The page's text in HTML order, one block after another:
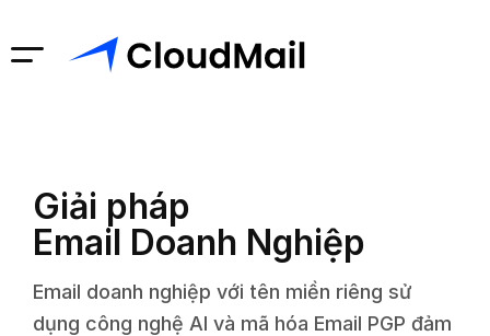
Giải pháp
Email Doanh Nghiệp
Email doanh nghiệp với tên miền riêng sử
dụng công nghệ AI và mã hóa Email PGP đảm